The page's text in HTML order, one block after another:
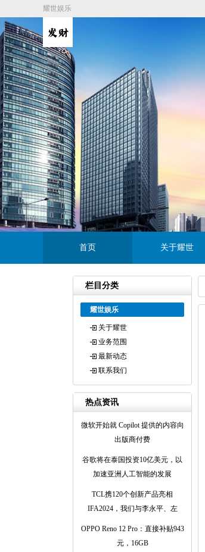
耀世娱乐
首页 关于耀世
栏目分类
耀世娱乐
关于耀世
业务范围
最新动态
联系我们
热点资讯
微软开始就 Copilot 提供的内容向
出版商付费
谷歌将在泰国投资10亿美元，以
加速亚洲人工智能的发展
TCL携120个创新产品亮相
IFA2024，我们与李永平、左
OPPO Reno 12 Pro：直接补贴943
元，16GB